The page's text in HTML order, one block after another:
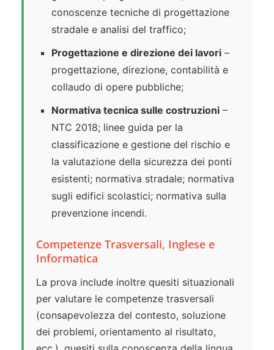
conoscenze tecniche di progettazione
stradale e analisi del traffico;
Progettazione e direzione dei lavori –
progettazione, direzione, contabilità e
collaudo di opere pubbliche;
Normativa tecnica sulle costruzioni –
NTC 2018; linee guida per la
classificazione e gestione del rischio e
la valutazione della sicurezza dei ponti
esistenti; normativa stradale; normativa
sugli edifici scolastici; normativa sulla
prevenzione incendi.
Competenze Trasversali, Inglese e
Informatica
La prova include inoltre quesiti situazionali
per valutare le competenze trasversali
(consapevolezza del contesto, soluzione
dei problemi, orientamento al risultato,